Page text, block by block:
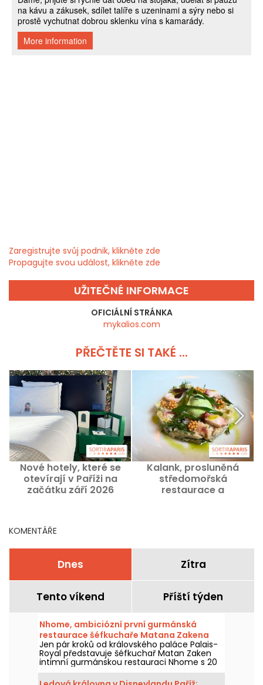
Zaregistrujte svůj podnik, klikněte zde
Propagujte svou událost, klikněte zde
UŽITEČNÉ INFORMACE
OFICIÁLNÍ STRÁNKA
mykalios.com
PŘEČTĚTE SI TAKÉ ...
Nové hotely, které se
otevírají v Paříži na
začátku září 2026
Kalank, prosluněná
středomořská
restaurace a
KOMENTÁŘE
Dnes Zítra
Tento víkend Příští týden
Nhome, ambiciózní první gurmánská
restaurace šéfkuchaře Matana Zakena
Jen pár kroků od královského paláce Palais-
Royal představuje šéfkuchař Matan Zaken
intimní gurmánskou restauraci Nhome s 20
místy a jedinečným a ambiciózním
degustačním menu.